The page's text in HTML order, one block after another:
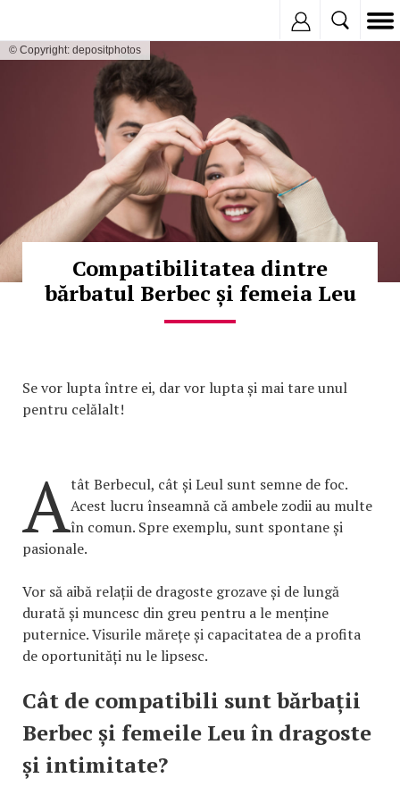
© Copyright: depositphotos
Compatibilitatea dintre
bărbatul Berbec și femeia Leu
Se vor lupta între ei, dar vor lupta și mai tare unul
pentru celălalt!
Atât Berbecul, cât și Leul sunt semne de foc.
Acest lucru înseamnă că ambele zodii au multe
în comun. Spre exemplu, sunt spontane și
pasionale.
Vor să aibă relații de dragoste grozave și de lungă
durată și muncesc din greu pentru a le menține
puternice. Visurile mărețe și capacitatea de a profita
de oportunități nu le lipsesc.
Cât de compatibili sunt bărbații
Berbec și femeile Leu în dragoste
și intimitate?